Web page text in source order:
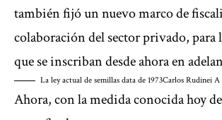
también fijó un nuevo marco de
colaboración del sector privado, para
que se inscriban desde ahora en
La ley actual de semillas data de 1973Carlos Rudinei
Ahora, con la medida conocida hoy